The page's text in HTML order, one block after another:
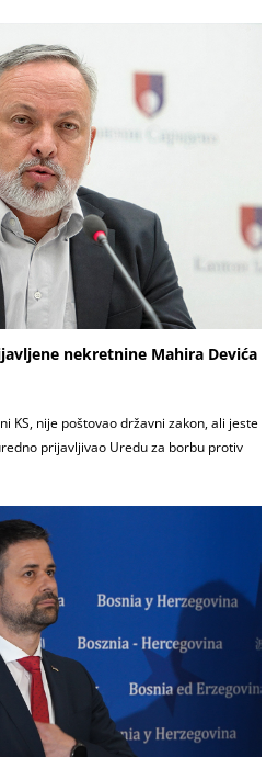
nekretnine Mahira Devića
KS, nije poštovao državni zakon, ali jeste
prijavljivao Uredu za borbu protiv